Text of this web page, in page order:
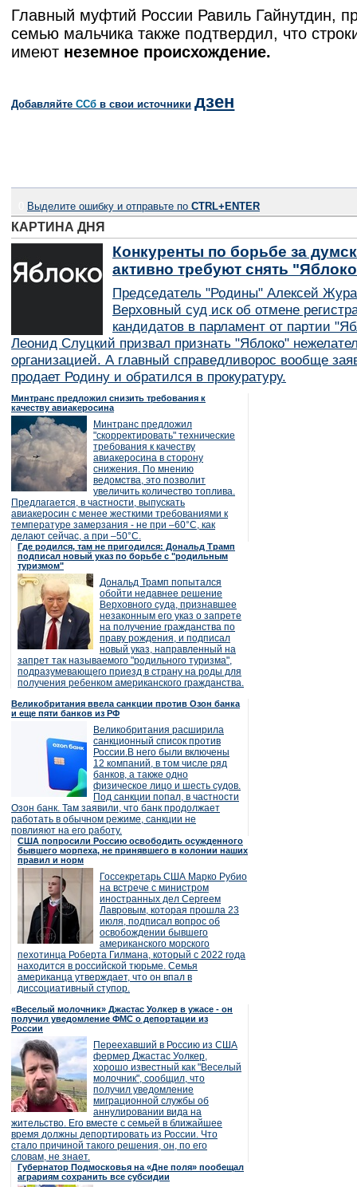
Главный муфтий России Равиль Гайнутдин,
семью мальчика также подтвердил, что
имеют неземное происхождение.
Добавляйте CСб в свои источники дзен
Выделите ошибку и отправьте по CTRL+ENTER
КАРТИНА ДНЯ
Конкуренты по борьбе за
активно требуют снять
Председатель "Родины" Алексей
Верховный суд иск об отмене
кандидатов в парламент от партии
Леонид Слуцкий призвал признать "Яблоко"
организацией. А главный справедливорос вообще
продает Родину и обратился в прокуратуру.
Минтранс предложил снизить требования к
качеству авиакеросина
Минтранс предложил
"скорректировать" технические
требования к качеству
авиакеросина в сторону
снижения. По мнению
ведомства, это позволит
увеличить количество топлива.
Предлагается, в частности, выпускать
авиакеросин с менее жесткими требованиями к
температуре замерзания - не при –60°C, как
делают сейчас, а при –50°C.
Где родился, там не пригодился: Дональд Трамп
подписал новый указ по борьбе с "родильным
туризмом"
Дональд Трамп попытался
обойти недавнее решение
Верховного суда, признавшее
незаконным его указ о запрете
на получение гражданства по
праву рождения, и подписал
новый указ, направленный на
запрет так называемого "родильного туризма",
подразумевающего приезд в страну на роды для
получения ребенком американского гражданства.
Великобритания ввела санкции против Озон банка
и еще пяти банков из РФ
Великобритания расширила
санкционный список против
России.В него были включены
12 компаний, в том числе ряд
банков, а также одно
физическое лицо и шесть судов.
Под санкции попал, в частности
Озон банк. Там заявили, что банк продолжает
работать в обычном режиме, санкции не
повлияют на его работу.
США попросили Россию освободить осужденного
бывшего морпеха, не принявшего в колонии наших
правил и норм
Госсекретарь США Марко Рубио
на встрече с министром
иностранных дел Сергеем
Лавровым, которая прошла 23
июля, подписал вопрос об
освобождении бывшего
американского морского
пехотинца Роберта Гилмана, который с 2022 года
находится в российской тюрьме. Семья
американца утверждает, что он впал в
диссоциативный ступор.
«Веселый молочник» Джастас Уолкер в ужасе - он
получил уведомление ФМС о депортации из
России
Переехавший в Россию из США
фермер Джастас Уолкер,
хорошо известный как "Веселый
молочник", сообщил, что
получил уведомление
миграционной службы об
аннулировании вида на
жительство. Его вместе с семьей в ближайшее
время должны депортировать из России. Что
стало причиной такого решения, он, по его
словам, не знает.
Губернатор Подмосковья на «Дне поля» пообещал
аграриям сохранить все субсидии